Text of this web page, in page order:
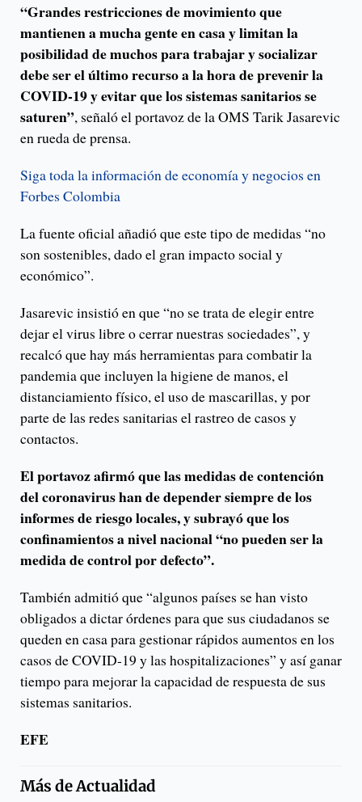
“Grandes restricciones de movimiento que
mantienen a mucha gente en casa y limitan la
posibilidad de muchos para trabajar y socializar
debe ser el último recurso a la hora de prevenir la
COVID-19 y evitar que los sistemas sanitarios se
saturen”, señaló el portavoz de la OMS Tarik Jasarevic
en rueda de prensa.
Siga toda la información de economía y negocios en
Forbes Colombia
La fuente oficial añadió que este tipo de medidas “no
son sostenibles, dado el gran impacto social y
económico”.
Jasarevic insistió en que “no se trata de elegir entre
dejar el virus libre o cerrar nuestras sociedades”, y
recalcó que hay más herramientas para combatir la
pandemia que incluyen la higiene de manos, el
distanciamiento físico, el uso de mascarillas, y por
parte de las redes sanitarias el rastreo de casos y
contactos.
El portavoz afirmó que las medidas de contención
del coronavirus han de depender siempre de los
informes de riesgo locales, y subrayó que los
confinamientos a nivel nacional “no pueden ser la
medida de control por defecto”.
También admitió que “algunos países se han visto
obligados a dictar órdenes para que sus ciudadanos se
queden en casa para gestionar rápidos aumentos en los
casos de COVID-19 y las hospitalizaciones” y así ganar
tiempo para mejorar la capacidad de respuesta de sus
sistemas sanitarios.
EFE
Más deActualidad